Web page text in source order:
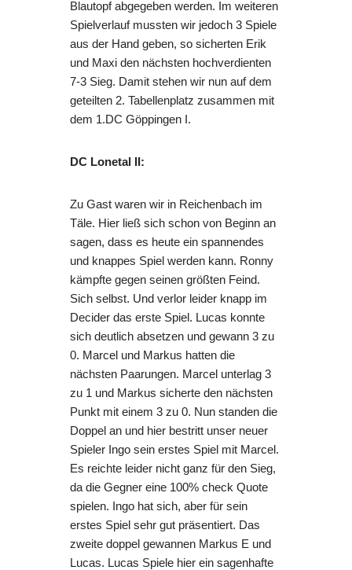
Blautopf abgegeben werden. Im weiteren
Spielverlauf mussten wir jedoch 3 Spiele
aus der Hand geben, so sicherten Erik
und Maxi den nächsten hochverdienten
7-3 Sieg. Damit stehen wir nun auf dem
geteilten 2. Tabellenplatz zusammen mit
dem 1.DC Göppingen I.
DC Lonetal II:
Zu Gast waren wir in Reichenbach im
Täle. Hier ließ sich schon von Beginn an
sagen, dass es heute ein spannendes
und knappes Spiel werden kann. Ronny
kämpfte gegen seinen größten Feind.
Sich selbst. Und verlor leider knapp im
Decider das erste Spiel. Lucas konnte
sich deutlich absetzen und gewann 3 zu
0. Marcel und Markus hatten die
nächsten Paarungen. Marcel unterlag 3
zu 1 und Markus sicherte den nächsten
Punkt mit einem 3 zu 0. Nun standen die
Doppel an und hier bestritt unser neuer
Spieler Ingo sein erstes Spiel mit Marcel.
Es reichte leider nicht ganz für den Sieg,
da die Gegner eine 100% check Quote
spielen. Ingo hat sich, aber für sein
erstes Spiel sehr gut präsentiert. Das
zweite doppel gewannen Markus E und
Lucas. Lucas Spiele hier ein sagenhafte